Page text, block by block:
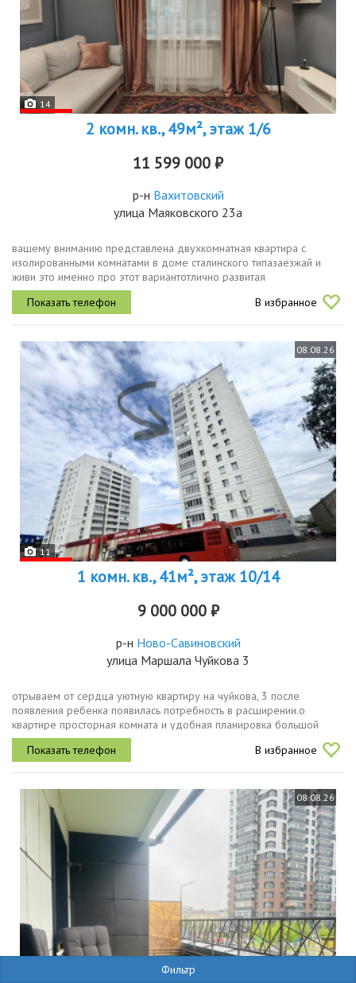
Фильтр
14
2 комн. кв., 49м², этаж 1/6
11 599 000 ₽
р-н Вахитовский
улица Маяковского 23а
вашему вниманию представлена двухкомнатная квартира с
изолированными комнатами в доме сталинского типазаезжай и
живи это именно про этот вариантотлично развитая
инфраструктура детские сады, школы, поликлиники, аптеки и
продовольственные магазины...
В избранное
08.08.26
11
1 комн. кв., 41м², этаж 10/14
9 000 000 ₽
р-н Ново-Савиновский
улица Маршала Чуйкова 3
отрываем от сердца уютную квартиру на чуйкова, 3 после
появления ребенка появилась потребность в расширении.о
квартире просторная комната и удобная планировка большой
балкон установлен кондиционер кирпичный дом с отличной
шумоизоляцией комфортный...
В избранное
08.08.26